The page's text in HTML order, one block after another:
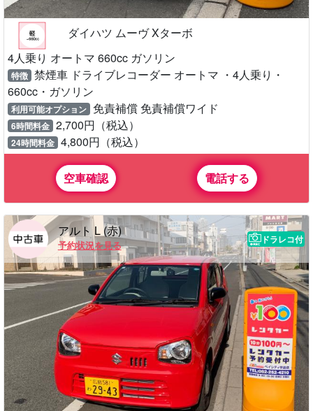
ダイハツ ムーヴ Xターボ
4人乗り オートマ 660cc ガソリン
特徴 禁煙車 ドライブレコーダー オートマ ・4人乗り・
660cc・ガソリン
利用可能オプション 免責補償 免責補償ワイド
6時間料金 2,700円（税込）
24時間料金 4,800円（税込）
空車確認 電話する
アルト L (赤)
予約状況を見る
ドラレコ付